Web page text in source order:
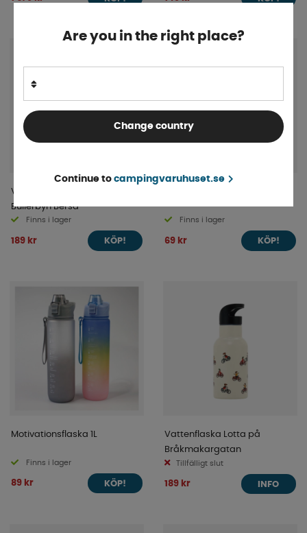
Vattenflaska Barnen i
Bullerbyn Berså
Finns i lager
189 kr KÖP!
Finns i lager
69 kr KÖP!
Motivationsflaska 1L
Finns i lager
89 kr KÖP!
Vattenflaska Lotta på
Bråkmakargatan
Tillfälligt slut
189 kr INFO
Are you in the right place?
Change country
Continue to campingvaruhuset.se